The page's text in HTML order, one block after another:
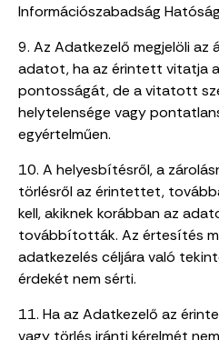
Információszabadság
9. Az Adatkezelő megjelöli az
adatot, ha az érintett vitatja
pontosságát, de a vitatott
helytelensége vagy
egyértelműen.
10. A helyesbítésről, a
törlésről az érintettet,
kell, akiknek korábban az
továbbították. Az értesítés
adatkezelés céljára való
érdekét nem sérti.
11. Ha az Adatkezelő az
vagy törlés iránti kérelmét